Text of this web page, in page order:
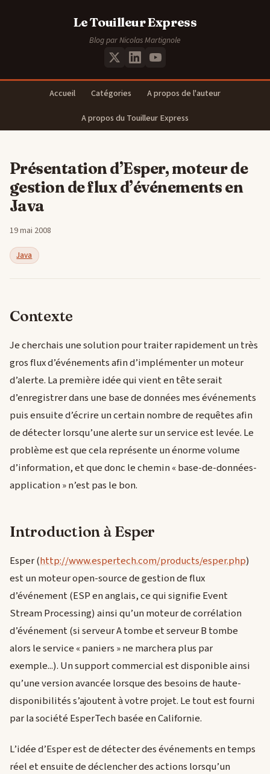
Le Touilleur Express
Blog par Nicolas Martignole
Accueil Catégories
A propos de l'auteur
A propos du Touilleur Express
Présentation d’Esper, moteur de
gestion de flux d’événements en
Java
19 mai 2008
Java
Contexte
Je cherchais une solution pour traiter rapidement un très
gros flux d’événements afin d’implémenter un moteur
d’alerte. La première idée qui vient en tête serait
d’enregistrer dans une base de données mes événements
puis ensuite d’écrire un certain nombre de requêtes afin
de détecter lorsqu’une alerte sur un service est levée. Le
problème est que cela représente un énorme volume
d’information, et que donc le chemin « base-de-données-
application » n’est pas le bon.
Introduction à Esper
Esper (http://www.espertech.com/products/esper.php)
est un moteur open-source de gestion de flux
d’événement (ESP en anglais, ce qui signifie Event
Stream Processing) ainsi qu’un moteur de corrélation
d’événement (si serveur A tombe et serveur B tombe
alors le service « paniers » ne marchera plus par
exemple...). Un support commercial est disponible ainsi
qu’une version avancée lorsque des besoins de haute-
disponibilités s’ajoutent à votre projet. Le tout est fourni
par la société EsperTech basée en Californie.
L’idée d’Esper est de détecter des événements en temps
réel et ensuite de déclencher des actions lorsqu’un